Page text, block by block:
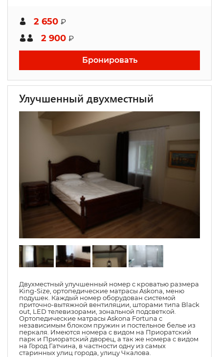
2 650 ₽
2 900 ₽
Бронировать
Улучшенный двухместный
Двухместный улучшенный номер с кроватью размера
King-Size, ортопедические матрасы Askona, меню
подушек. Каждый номер оборудован системой
приточно-вытяжной вентиляции, шторами типа Black
out, LED телевизорами, зональной подсветкой.
Ортопедические матрасы Askona Fortuna с
независимым блоком пружин и постельное белье из
перкаля. Имеются номера с видом на Приоратский
парк и Приоратский дворец, а так же номера с видом
на Город Гатчина, в частности одну из самых
старинных улиц города, улицу Чкалова.